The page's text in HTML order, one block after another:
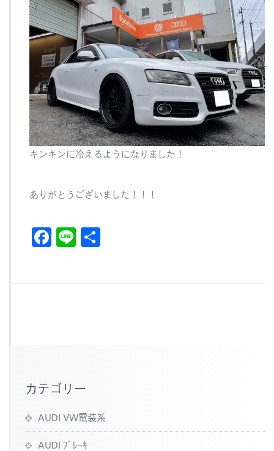
キンキンに冷えるようになりました！
ありがとうございました！！！
F Li
カテゴリー
AUDI VW電装系
AUDI ﾌﾞﾚｰｷ